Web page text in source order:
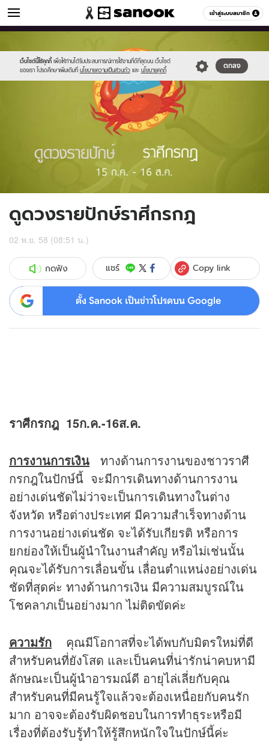
เข้าสู่ระบบสมาชิก
ดูดวง หมวดอื่นๆ
เว็บไซต์นี้ใช้คุกกี้ เพื่อให้ท่านได้รับประสบการณ์การใช้งานที่ดีที่สุดบน เว็บไซต์
ของเรา โปรดศึกษาเพิ่มเติมที่ นโยบายความเป็นส่วนตัว และ นโยบายคุกกี้
ตกลง
new-
sanook.png
ดูดวงรายปักษ์ราศีกรกฎ
02 พ.ย. 58 (08:51 น.)
กดฟัง แชร์ Copy link
ตั้ง Sanook เป็นข่าวโปรดบน Google
ราศีกรกฎ 15ก.ค.-16ส.ค.
การงานการเงิน ทางด้านการงานของชาวราศี
กรกฎในปักษ์นี้ จะมีการเดินทางด้านการงาน
อย่างเด่นชัดไม่ว่าจะเป็นการเดินทางในต่าง
จังหวัด หรือต่างประเทศ มีความสำเร็จทางด้าน
การงานอย่างเด่นชัด จะได้รับเกียรติ หรือการ
ยกย่องให้เป็นผู้นำในงานสำคัญ หรือไม่เช่นนั้น
คุณจะได้รับการเลื่อนขั้น เลื่อนตำแหน่งอย่างเด่น
ชัดที่สุดค่ะ ทางด้านการเงิน มีความสมบูรณ์ใน
โชคลาภเป็นอย่างมาก ไม่ติดขัดค่ะ
ความรัก คุณมีโอกาสที่จะได้พบกับมิตรใหม่ที่ดี
สำหรับคนที่ยังโสด และเป็นคนที่น่ารักน่าคบหามี
ลักษณะเป็นผู้นำอารมณ์ดี อายุไล่เลี่ยกับคุณ
สำหรับคนที่มีคนรู้ใจแล้วจะต้องเหนื่อยกับคนรัก
มาก อาจจะต้องรับผิดชอบในการทำธุระหรือมี
เรื่องที่ต้องรับรู้ทำให้รู้สึกหนักใจในปักษ์นี้ค่ะ